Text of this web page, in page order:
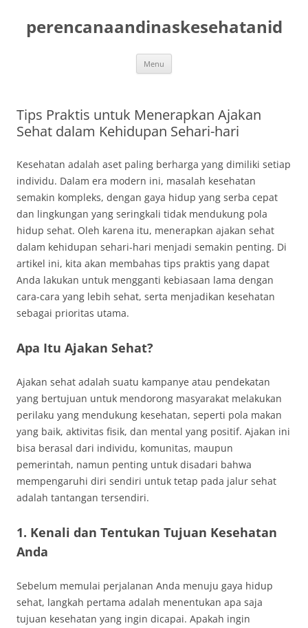
content
perencanaandinaskesehatanid
Menu
Tips Praktis untuk Menerapkan Ajakan
Sehat dalam Kehidupan Sehari-hari
Kesehatan adalah aset paling berharga yang dimiliki setiap
individu. Dalam era modern ini, masalah kesehatan
semakin kompleks, dengan gaya hidup yang serba cepat
dan lingkungan yang seringkali tidak mendukung pola
hidup sehat. Oleh karena itu, menerapkan ajakan sehat
dalam kehidupan sehari-hari menjadi semakin penting. Di
artikel ini, kita akan membahas tips praktis yang dapat
Anda lakukan untuk mengganti kebiasaan lama dengan
cara-cara yang lebih sehat, serta menjadikan kesehatan
sebagai prioritas utama.
Apa Itu Ajakan Sehat?
Ajakan sehat adalah suatu kampanye atau pendekatan
yang bertujuan untuk mendorong masyarakat melakukan
perilaku yang mendukung kesehatan, seperti pola makan
yang baik, aktivitas fisik, dan mental yang positif. Ajakan ini
bisa berasal dari individu, komunitas, maupun
pemerintah, namun penting untuk disadari bahwa
mempengaruhi diri sendiri untuk tetap pada jalur sehat
adalah tantangan tersendiri.
1. Kenali dan Tentukan Tujuan Kesehatan
Anda
Sebelum memulai perjalanan Anda menuju gaya hidup
sehat, langkah pertama adalah menentukan apa saja
tujuan kesehatan yang ingin dicapai. Apakah ingin